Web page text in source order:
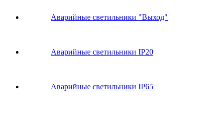
Аварийные светильники "Выход"
Аварийные светильники IP20
Аварийные светильники IP65